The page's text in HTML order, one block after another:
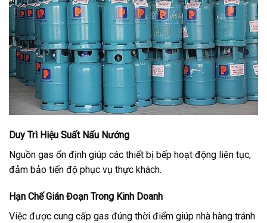
Duy Trì Hiệu Suất Nấu Nướng
Nguồn gas ổn định giúp các thiết bị bếp hoạt động liên tục,
đảm bảo tiến độ phục vụ thực khách.
Hạn Chế Gián Đoạn Trong Kinh Doanh
Việc được cung cấp gas đúng thời điểm giúp nhà hàng tránh